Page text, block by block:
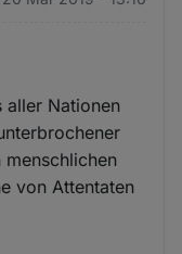
aller Nationen
von Attentaten